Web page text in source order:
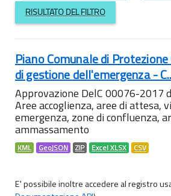
RISULTATO DEL FILTRO
Piano Comunale di
di gestione dell'emergenza -
Approvazione DelC 00076-2017
Aree accoglienza, aree di attesa,
emergenza, zone di confluenza,
ammassamento
KML GeoJSON ZIP Excel XLSX CSV
E' possibile inoltre accedere al registro